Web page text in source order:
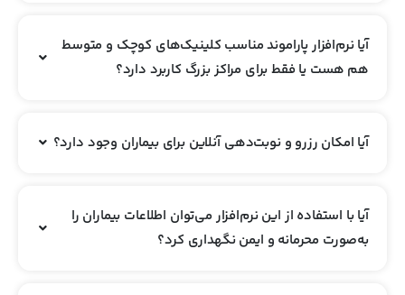
آیا نرم‌افزار پاراموند مناسب کلینیک‌های کوچک و متوسط
هم هست یا فقط برای مراکز بزرگ کاربرد دارد؟
آیا امکان رزرو و نوبت‌دهی آنلاین برای بیماران وجود دارد؟
آیا با استفاده از این نرم‌افزار می‌توان اطلاعات بیماران را
به‌صورت محرمانه و ایمن نگهداری کرد؟